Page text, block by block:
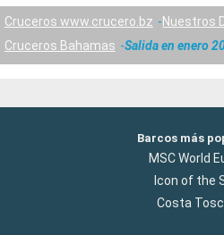
Cruceros www.crucero.bz
Nuestros
Cruceros Bahamas
Salida en enero
Barcos más
MSC World
Icon of the
Costa